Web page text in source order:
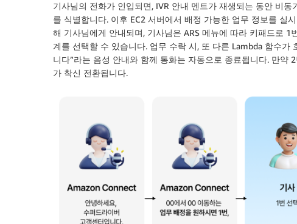
기사님의 전화가 인입되면, IVR 안내 멘트가 재생되는 동안 비
를 식별합니다. 이후 EC2 서버에서 배정 가능한 업무 정보를 실
해 기사님에게 안내되며, 기사님은 ARS 메뉴에 따라 키패드로
계를 선택할 수 있습니다. 업무 수락 시, 또 다른 Lambda 함수가
니다”라는 음성 안내와 함께 통화는 자동으로 종료됩니다. 만약
가 착신 전환됩니다.